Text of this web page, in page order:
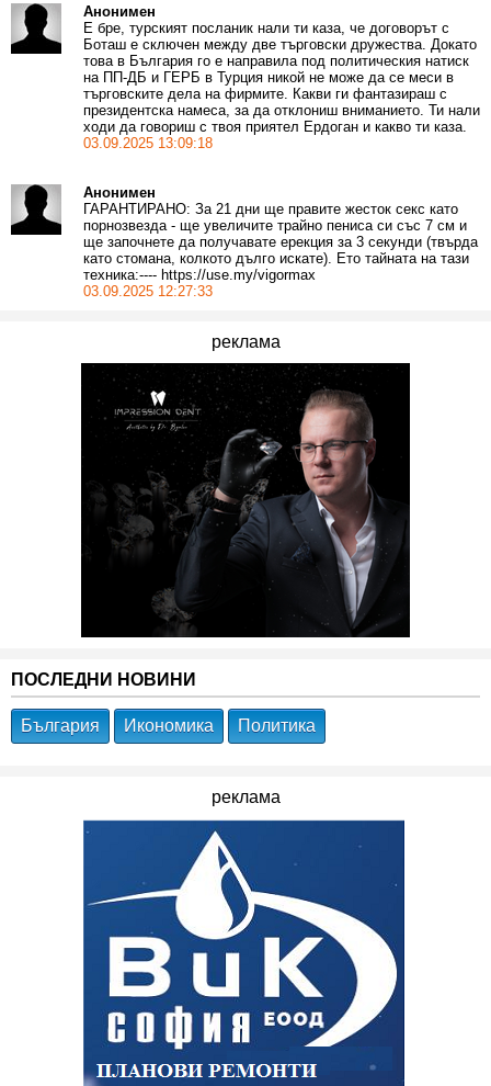
Анонимен
Е бре, турският посланик нали ти каза, че договорът с
Боташ е сключен между две търговски дружества. Докато
това в България го е направила под политическия натиск
на ПП-ДБ и ГЕРБ в Турция никой не може да се меси в
търговските дела на фирмите. Какви ги фантазираш с
президентска намеса, за да отклониш вниманието. Ти нали
ходи да говориш с твоя приятел Ердоган и какво ти каза.
03.09.2025 13:09:18
Анонимен
ГАРАНТИРАНО: За 21 дни ще правите жесток секс като
порнозвезда - ще увеличите трайно пениса си със 7 см и
ще започнете да получавате ерекция за 3 секунди (твърда
като стомана, колкото дълго искате). Ето тaйната на тaзи
тeхника:---- https://use.my/vigormax
03.09.2025 12:27:33
реклама
ПОСЛЕДНИ НОВИНИ
България Икономика Политика
реклама